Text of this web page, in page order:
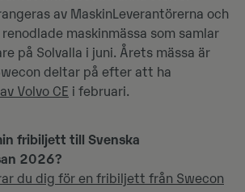
av MaskinLeverantörerna och
maskinmässa som samlar
på Solvalla i juni. Årets mässa är
deltar på efter att ha
Volvo CE i februari.
fribiljett till Svenska
2026?
du dig för en fribiljett från Swecon